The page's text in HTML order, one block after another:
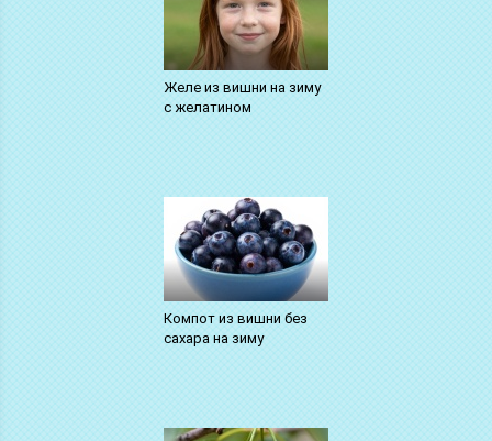
Желе из вишни на зиму
с желатином
Компот из вишни без
сахара на зиму